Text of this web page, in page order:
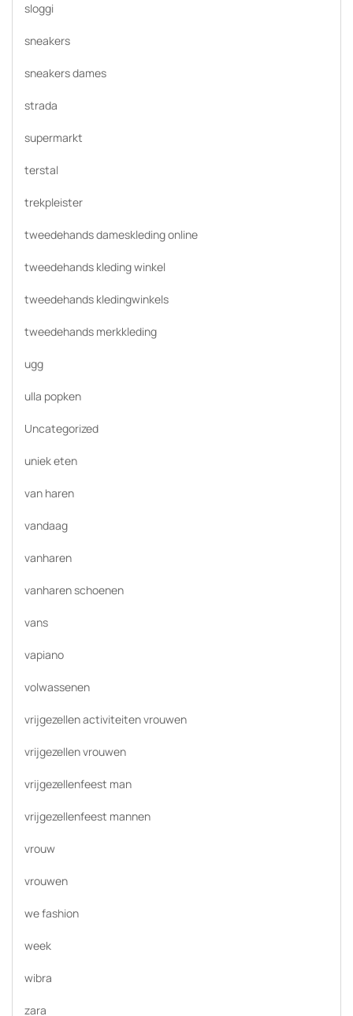
sloggi
sneakers
sneakers dames
strada
supermarkt
terstal
trekpleister
tweedehands dameskleding online
tweedehands kleding winkel
tweedehands kledingwinkels
tweedehands merkkleding
ugg
ulla popken
Uncategorized
uniek eten
van haren
vandaag
vanharen
vanharen schoenen
vans
vapiano
volwassenen
vrijgezellen activiteiten vrouwen
vrijgezellen vrouwen
vrijgezellenfeest man
vrijgezellenfeest mannen
vrouw
vrouwen
we fashion
week
wibra
zara